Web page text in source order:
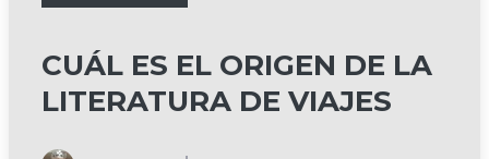
CUÁL ES EL ORIGEN DE LA
LITERATURA DE VIAJES